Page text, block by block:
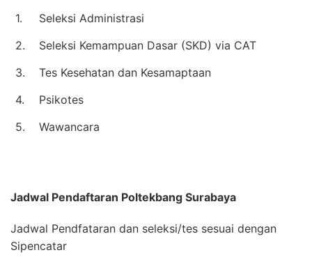
1.
Seleksi Administrasi
2.
Seleksi Kemampuan Dasar (SKD) via CAT
3.
Tes Kesehatan dan Kesamaptaan
4.
Psikotes
5.
Wawancara
Jadwal Pendaftaran Poltekbang Surabaya
Jadwal Pendfataran dan seleksi/tes sesuai dengan
Sipencatar